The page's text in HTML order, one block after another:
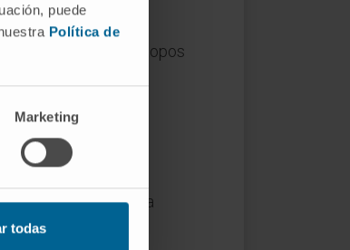
puede
Política de
Marketing
todas
que comparte epítopos
entre pólenes y
puede tener una